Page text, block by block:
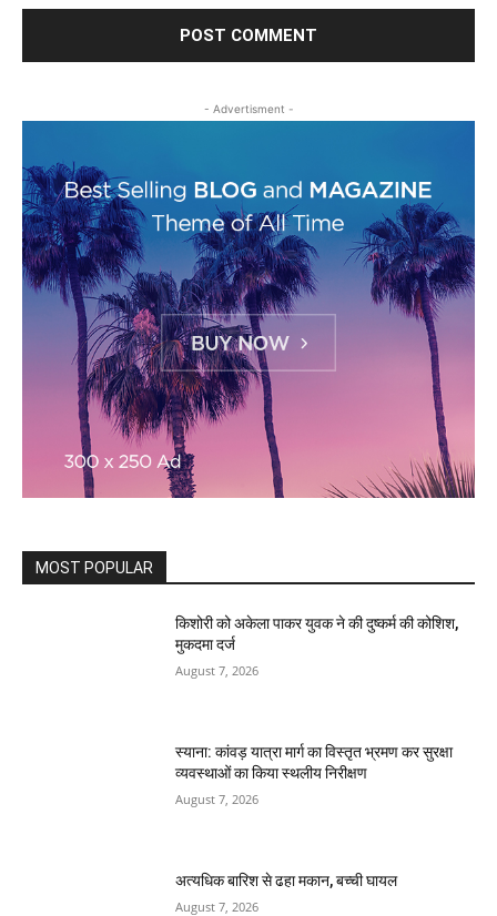
- Advertisment -
MOST POPULAR
किशोरी को अकेला पाकर युवक ने की दुष्कर्म की कोशिश,
मुकदमा दर्ज
August 7, 2026
स्याना: कांवड़ यात्रा मार्ग का विस्तृत भ्रमण कर सुरक्षा
व्यवस्थाओं का किया स्थलीय निरीक्षण
August 7, 2026
अत्यधिक बारिश से ढहा मकान, बच्ची घायल
August 7, 2026